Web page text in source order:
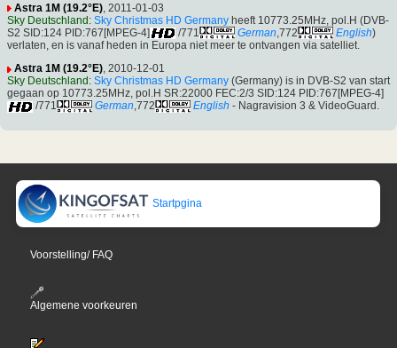
Astra 1M (19.2°E) , 2011-01-03
Sky Deutschland: Sky Christmas HD Germany heeft 10773.25MHz, pol.H (DVB-
S2 SID:124 PID:767[MPEG-4]
/771 German ,772 English)
verlaten, en is vanaf heden in Europa niet meer te ontvangen via satelliet.
Astra 1M (19.2°E), 2010-12-01
Sky Deutschland : Sky Christmas HD Germany (Germany) is in DVB-S2 van start
gegaan op 10773.25MHz, pol.H SR:22000 FEC:2/3 SID:124 PID:767[MPEG-4]
/771
German,772 English - Nagravision 3 & VideoGuard.
Startpgina
Voorstelling/ FAQ
Algemene voorkeuren